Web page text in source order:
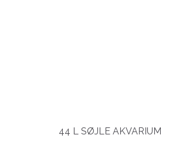
44 L SØJLE AKVARIUM